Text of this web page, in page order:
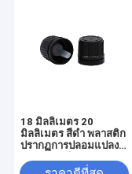
18 มิลลิเมตร 20
มิลลิเมตร สีดํา พลาสติก
ปรากฏการปลอมแปลง